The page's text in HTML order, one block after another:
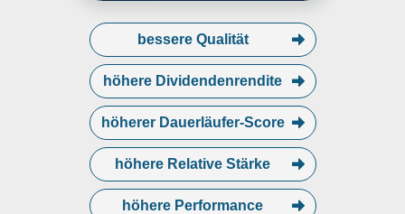
bessere Qualität
höhere Dividendenrendite
höherer Dauerläufer-Score
höhere Relative Stärke
höhere Performance